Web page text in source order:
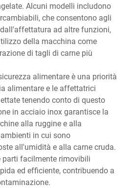
Alcuni modelli includono
che consentono agli
ad altre funzioni,
della macchina come
di tagli di carne più
alimentare è una priorità
alimentare e le affettatrici
tenendo conto di questo
in acciaio inox garantisce la
alla ruggine e alla
in cui sono
all'umidità e alla carne cruda.
parti facilmente rimovibili
ed efficiente, contribuendo a